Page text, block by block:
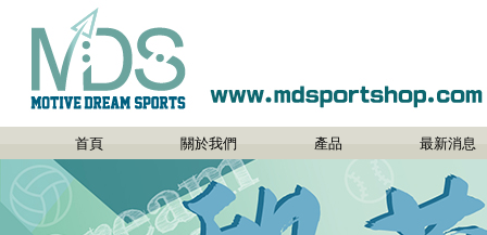
首頁 關於我們 產品 最新消息